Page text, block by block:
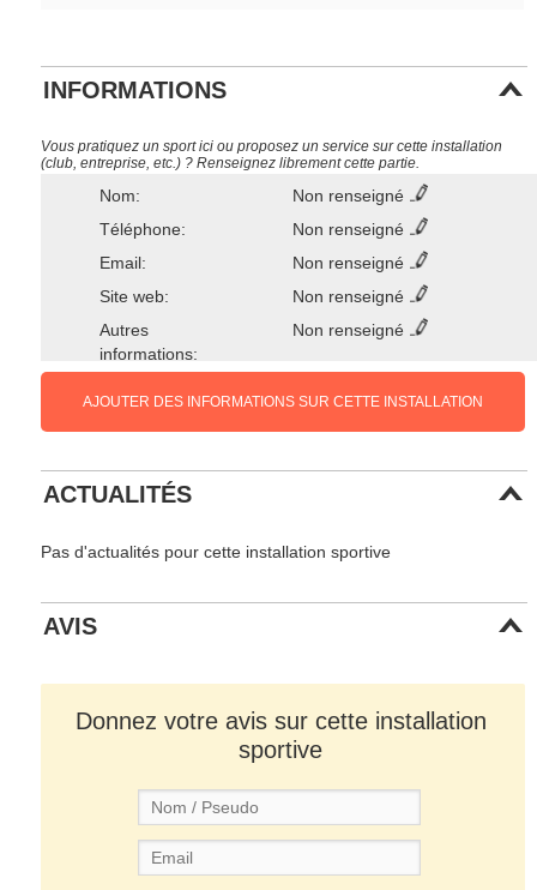
INFORMATIONS
Vous pratiquez un sport ici ou proposez un service sur cette installation
(club, entreprise, etc.) ? Renseignez librement cette partie.
Nom:
Non renseigné
Téléphone:
Non renseigné
Email:
Non renseigné
Site web:
Non renseigné
Autres
informations:
Non renseigné
AJOUTER DES INFORMATIONS SUR CETTE INSTALLATION
ACTUALITÉS
Pas d'actualités pour cette installation sportive
AVIS
Donnez votre avis sur cette installation
sportive